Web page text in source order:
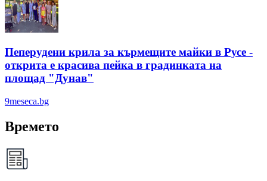
Пеперудени крила за кърмещите майки в Русе -
открита е красива пейка в градинката на
площад "Дунав"
9meseca.bg
Времето